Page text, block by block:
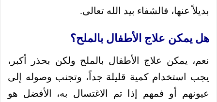
بديلاً عنها، فالشفاء بيد الله تعالى.
هل يمكن علاج الأطفال بالملح؟
نعم، يمكن علاج الأطفال بالملح ولكن بحذر أكبر،
يجب استخدام كمية قليلة جداً، وتجنب وصوله إلى
عيونهم أو فمهم إذا تم الاغتسال به، الأفضل هو